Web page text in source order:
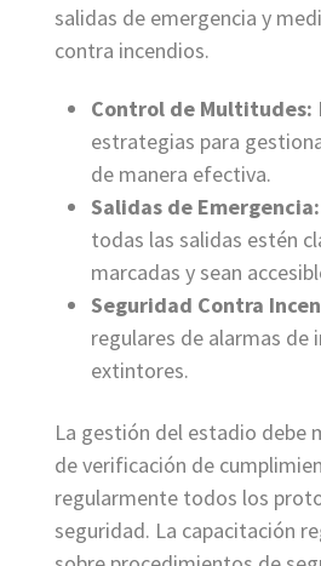
salidas de emergencia y
contra incendios.
Control de Multitudes:
estrategias para
de manera efectiva.
Salidas de Emergencia:
todas las salidas estén
marcadas y sean
Seguridad Contra
regulares de alarmas de
extintores.
La gestión del estadio debe
de verificación de
regularmente todos los
seguridad. La capacitación